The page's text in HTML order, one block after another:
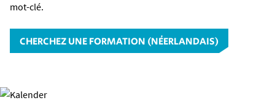
mot-clé.
CHERCHEZ UNE FORMATION (NÉERLANDAIS)